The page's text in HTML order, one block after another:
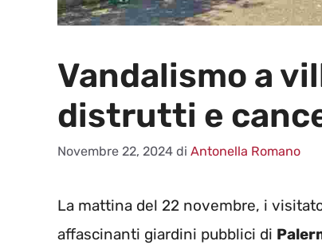
Vandalismo a
distrutti e
Novembre 22, 2024 di Antonella Romano
La mattina del 22 novembre, i
affascinanti giardini pubblici di